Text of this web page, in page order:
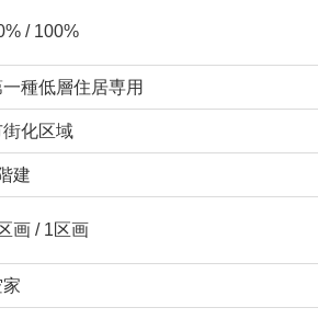
/ 100%
種低層住居専用
街化区域
建
画 / 1区画
家